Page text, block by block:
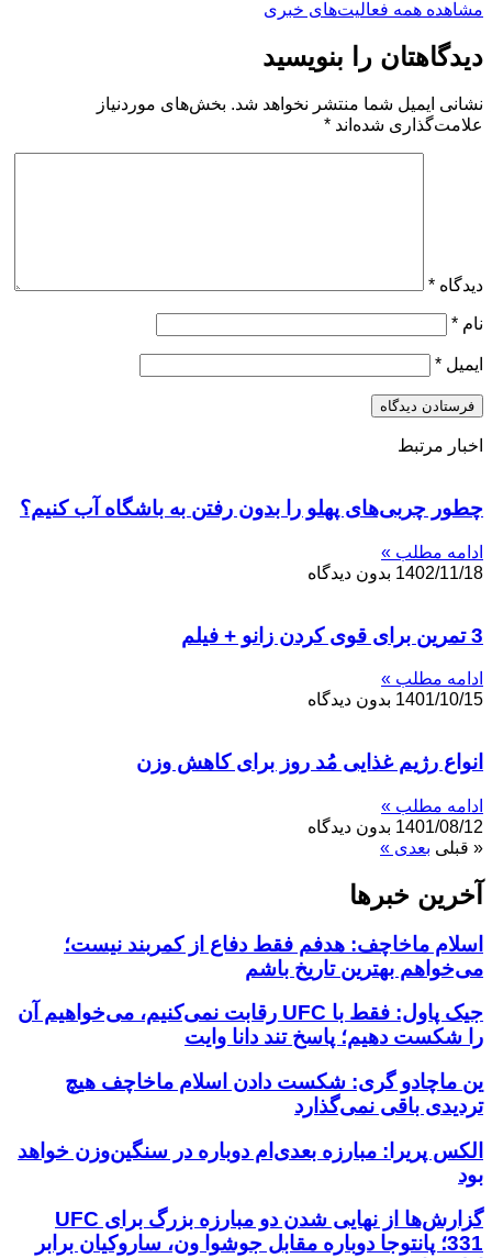
مشاهده همه فعالیت‌های خبری
دیدگاهتان را بنویسید
نشانی ایمیل شما منتشر نخواهد شد. بخش‌های موردنیاز
علامت‌گذاری شده‌اند *
دیدگاه *
نام *
ایمیل *
اخبار مرتبط
چطور چربی‌های پهلو را بدون رفتن به باشگاه آب کنیم؟
ادامه مطلب »
1402/11/18 بدون دیدگاه
3 تمرین برای قوی کردن زانو + فیلم
ادامه مطلب »
1401/10/15 بدون دیدگاه
انواع رژیم غذایی مُد روز برای کاهش وزن
ادامه مطلب »
1401/08/12 بدون دیدگاه
« قبلی بعدی »
آخرین خبر‌‌ها
اسلام ماخاچف: هدفم فقط دفاع از کمربند نیست؛
می‌خواهم بهترین تاریخ باشم
جیک پاول: فقط با UFC رقابت نمی‌کنیم، می‌خواهیم آن
را شکست دهیم؛ پاسخ تند دانا وایت
ین ماچادو گری: شکست دادن اسلام ماخاچف هیچ
تردیدی باقی نمی‌گذارد
الکس پریرا: مبارزه بعدی‌ام دوباره در سنگین‌وزن خواهد
بود
گزارش‌ها از نهایی شدن دو مبارزه بزرگ برای UFC
331؛ پانتوجا دوباره مقابل جوشوا ون، ساروکیان برابر